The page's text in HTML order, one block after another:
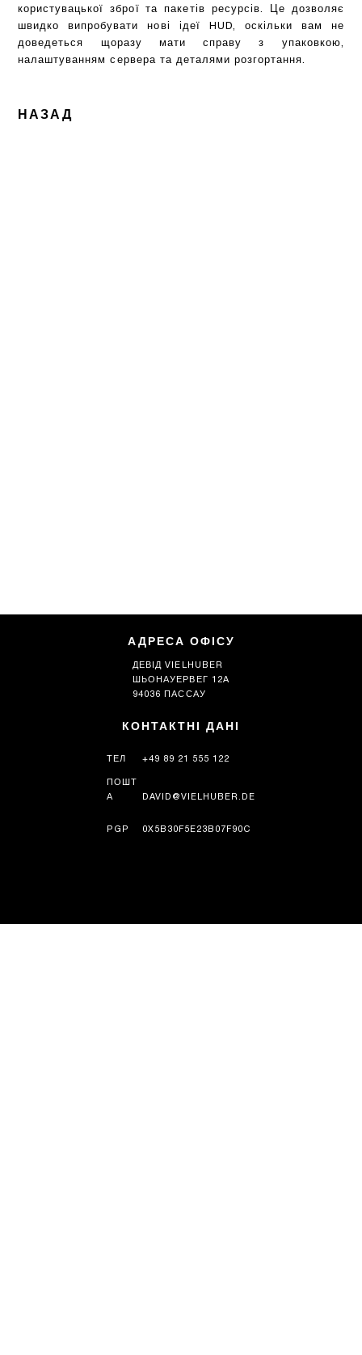
користувацької зброї та пакетів ресурсів. Це дозволяє
швидко випробувати нові ідеї HUD, оскільки вам не
доведеться щоразу мати справу з упаковкою,
налаштуванням сервера та деталями розгортання.
НАЗАД
АДРЕСА ОФІСУ
ДЕВІД VIELHUBER
ШЬОНАУЕРВЕГ 12A
94036 ПАССАУ
КОНТАКТНІ ДАНІ
ТЕЛ +49 89 21 555 122
ПОШТ
А
DAVID@VIELHUBER.DE
PGP 0X5B30F5E23B07F90C